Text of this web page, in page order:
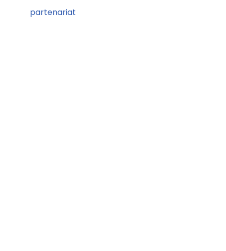
partenariat